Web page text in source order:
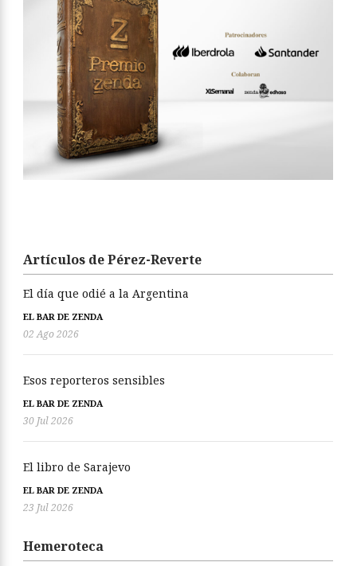
Artículos de Pérez-Reverte
El día que odié a la Argentina
EL BAR DE ZENDA
02 Ago 2026
Esos reporteros sensibles
EL BAR DE ZENDA
30 Jul 2026
El libro de Sarajevo
EL BAR DE ZENDA
23 Jul 2026
Hemeroteca